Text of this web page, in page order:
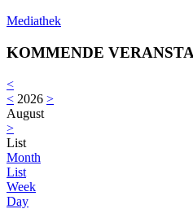
Mediathek
KOMMENDE
<
< 2026 >
August
>
List
Month
List
Week
Day